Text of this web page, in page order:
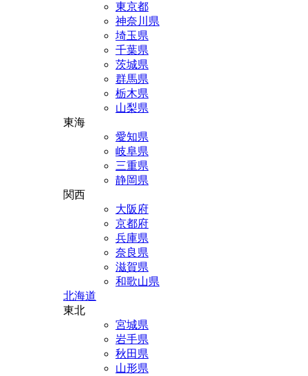
東京都
神奈川県
埼玉県
千葉県
茨城県
群馬県
栃木県
山梨県
東海
愛知県
岐阜県
三重県
静岡県
関西
大阪府
京都府
兵庫県
奈良県
滋賀県
和歌山県
北海道
東北
宮城県
岩手県
秋田県
山形県